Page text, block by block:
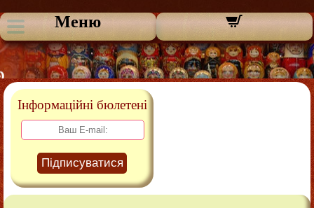
Меню
Інформаційні бюлетені
Підписуватися